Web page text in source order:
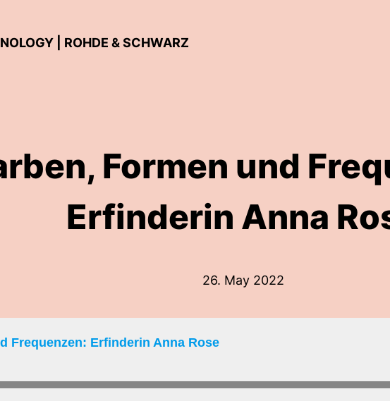
| ROHDE & SCHWARZ
Formen und
Erfinderin Anna
26. May 2022
Frequenzen: Erfinderin Anna Rose